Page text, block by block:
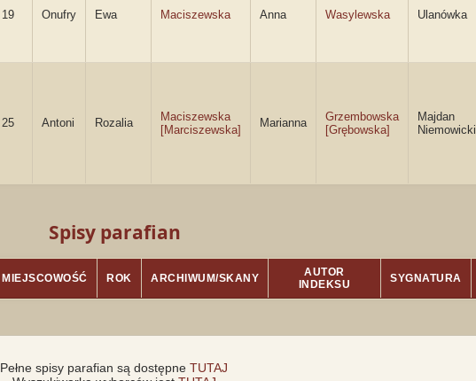
19 Onufry Ewa Maciszewska Anna Wasylewska Ulanówka
25 Antoni Rozalia
Maciszewska
[Marciszewska]
Marianna
Grzembowska
[Grębowska]
Majdan
Niemowicki
Spisy parafian
MIEJSCOWOŚĆ ROK ARCHIWUM/SKANY
AUTOR
INDEKSU
SYGNATURA
Pełne spisy parafian są dostępneTUTAJ